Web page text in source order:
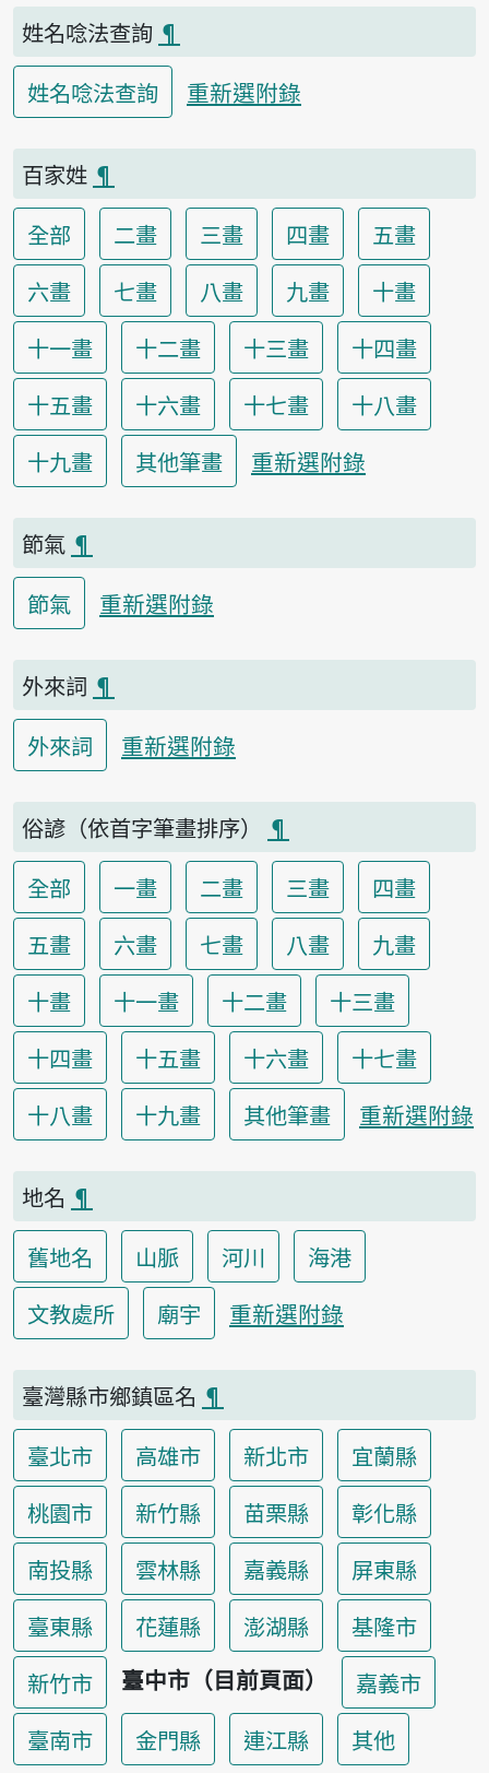
姓名唸法查詢 ¶
姓名唸法查詢
重新選附錄
百家姓 ¶
全部
二畫 三畫 四畫
五畫
六畫
七畫 八畫 九畫
十畫
十一畫
十二畫 十三畫
十四畫
十五畫
十六畫 十七畫
十八畫
十九畫
其他筆畫 重新選附錄
節氣 ¶
節氣
重新選附錄
外來詞 ¶
外來詞
重新選附錄
俗諺（依首字筆畫排序）
¶
全部
一畫 二畫 三畫
四畫
五畫
六畫 七畫 八畫
九畫
十畫
十一畫 十二畫
十三畫
十四畫
十五畫 十六畫
十七畫
十八畫
十九畫 其他筆畫 重新選附錄
地名 ¶
舊地名
山脈 河川
海港
文教處所
廟宇 重新選附錄
臺灣縣市鄉鎮區名 ¶
臺北市
高雄市 新北市
宜蘭縣
桃園市
新竹縣 苗栗縣
彰化縣
南投縣
雲林縣 嘉義縣
屏東縣
臺東縣
花蓮縣 澎湖縣
基隆市
新竹市
臺中市（目前頁面）
嘉義市
臺南市
金門縣 連江縣
其他